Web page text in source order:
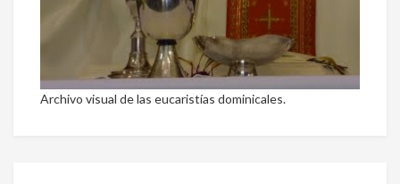
Archivo visual de las eucaristías dominicales.